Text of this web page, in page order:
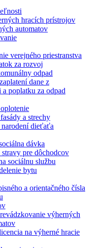
hracích prístrojov
automatov
verejného priestranstva
za rozvoj
odpad
dane z
poplatku za odpad
a strechy
dieťaťa
dávka
pre dôchodcov
sociálnu službu
bytu
a orientačného čísla
výherných
na výherné hracie